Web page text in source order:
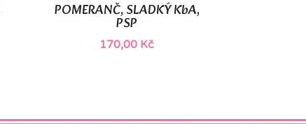
POMERANČ, SLADKÝ KbA,
PSP
170,00 Kč
Rychlý náhled